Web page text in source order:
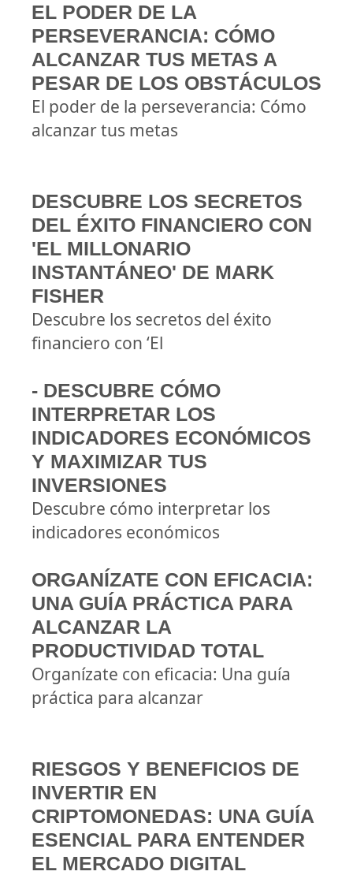
EL PODER DE LA
PERSEVERANCIA: CÓMO
ALCANZAR TUS METAS A
PESAR DE LOS OBSTÁCULOS
El poder de la perseverancia: Cómo
alcanzar tus metas
DESCUBRE LOS SECRETOS
DEL ÉXITO FINANCIERO CON
'EL MILLONARIO
INSTANTÁNEO' DE MARK
FISHER
Descubre los secretos del éxito
financiero con ‘El
- DESCUBRE CÓMO
INTERPRETAR LOS
INDICADORES ECONÓMICOS
Y MAXIMIZAR TUS
INVERSIONES
Descubre cómo interpretar los
indicadores económicos
ORGANÍZATE CON EFICACIA:
UNA GUÍA PRÁCTICA PARA
ALCANZAR LA
PRODUCTIVIDAD TOTAL
Organízate con eficacia: Una guía
práctica para alcanzar
RIESGOS Y BENEFICIOS DE
INVERTIR EN
CRIPTOMONEDAS: UNA GUÍA
ESENCIAL PARA ENTENDER
EL MERCADO DIGITAL